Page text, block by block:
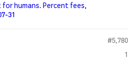
humans. Percent fees,
31
#5,780
1